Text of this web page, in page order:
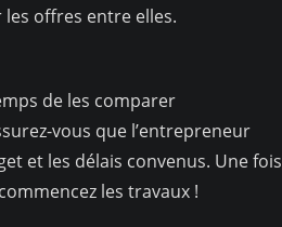
offres entre elles.
de les comparer
vous que l’entrepreneur
et les délais convenus. Une fois
les travaux !